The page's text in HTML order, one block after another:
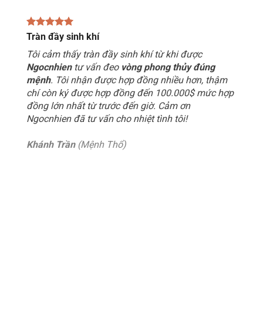
Tràn đầy sinh khí
Tôi cảm thấy tràn đầy sinh khí từ khi được
Ngocnhientư vấn đeo vòng phong thủy đúng
mệnh. Tôi nhận được hợp đồng nhiều hơn, thậm
chí còn ký được hợp đồng đến 100.000$ mức hợp
đồng lớn nhất từ trước đến giờ. Cảm ơn
Ngocnhien đã tư vấn cho nhiệt tình tôi!
Khánh Trần(Mệnh Thổ)